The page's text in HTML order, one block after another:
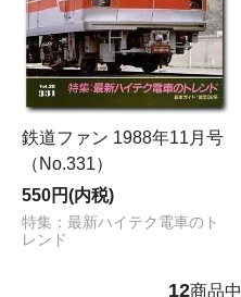
鉄道ファン 1988年11月号
（No.331）
550円(内税)
特集：最新ハイテク電車のト
レンド
12商品中